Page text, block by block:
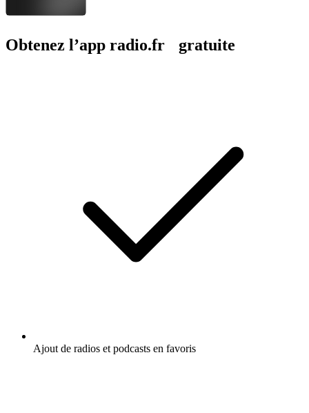
Obtenez l’app radio.fr gratuite
Ajout de radios et podcasts en favoris